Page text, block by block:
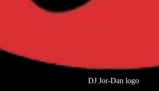
DJ Jor-Dan logo